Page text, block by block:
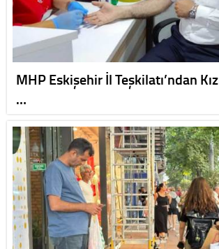
MHP Eskişehir İl Teşkilatı’ndan
…